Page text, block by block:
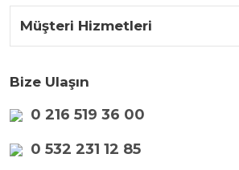
Müşteri Hizmetleri
Bize Ulaşın
0 216 519 36 00
0 532 231 12 85